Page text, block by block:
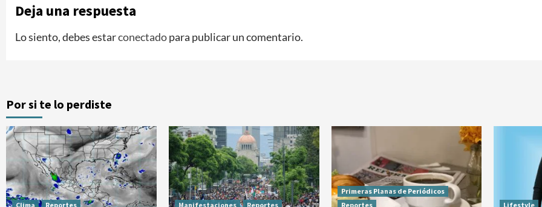
Deja una respuesta
Lo siento, debes estarconectadopara publicar un comentario.
Por si te lo perdiste
Clima Reportes Manifestaciones Reportes
Primeras Planas de Periódicos
Reportes
Lifestyle